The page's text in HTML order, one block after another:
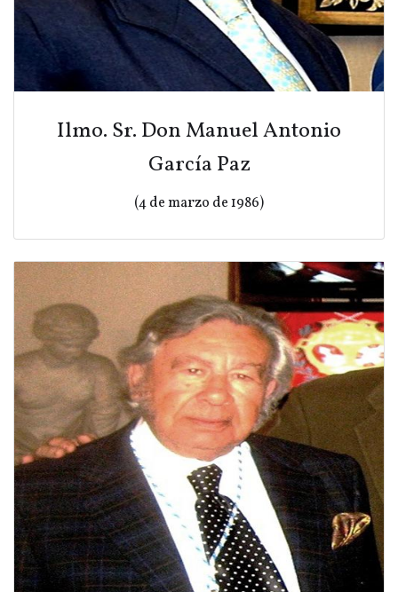
Ilmo. Sr. Don Manuel Antonio
García Paz
(4 de marzo de 1986)